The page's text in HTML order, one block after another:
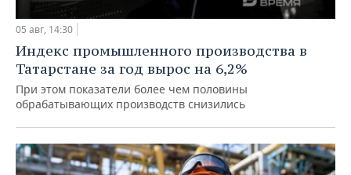
05 авг, 14:30
Индекс промышленного производства в
Татарстане за год вырос на 6,2%
При этом показатели более чем половины
обрабатывающих производств снизились